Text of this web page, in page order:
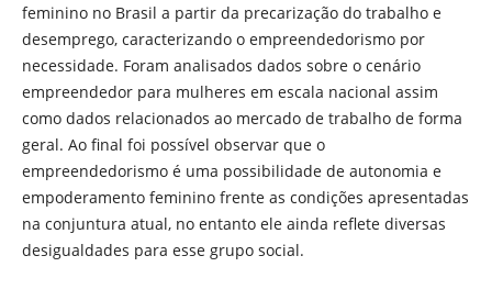
feminino no Brasil a partir da precarização do trabalho e
desemprego, caracterizando o empreendedorismo por
necessidade. Foram analisados dados sobre o cenário
empreendedor para mulheres em escala nacional assim
como dados relacionados ao mercado de trabalho de forma
geral. Ao final foi possível observar que o
empreendedorismo é uma possibilidade de autonomia e
empoderamento feminino frente as condições apresentadas
na conjuntura atual, no entanto ele ainda reflete diversas
desigualdades para esse grupo social.